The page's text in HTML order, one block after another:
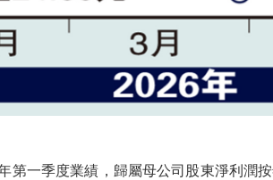
一季度業績，歸屬母公司股東淨利潤按